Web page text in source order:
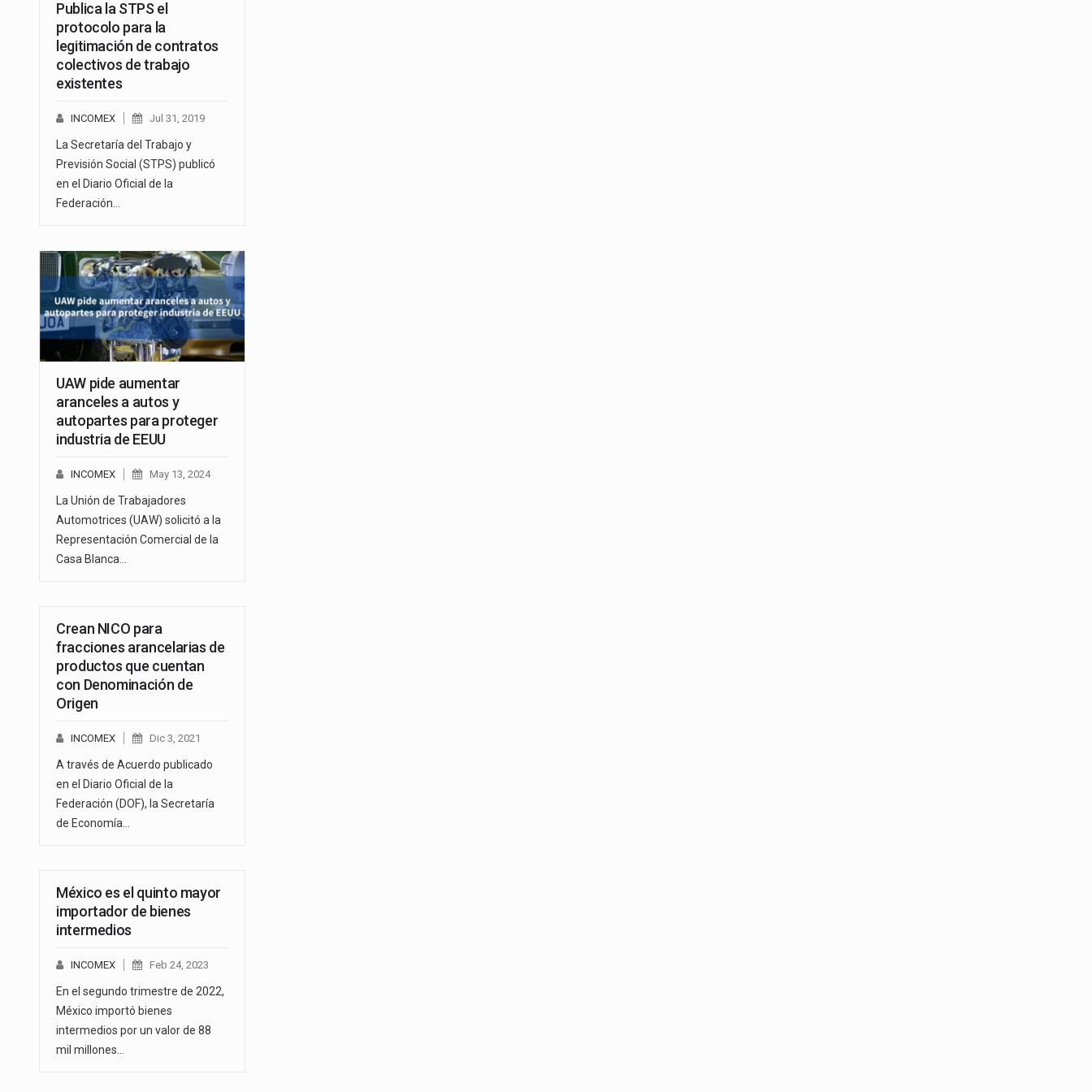
Publica la STPS el
protocolo para la
legitimación de contratos
colectivos de trabajo
existentes
INCOMEX Jul 31, 2019
La Secretaría del Trabajo y
Previsión Social (STPS) publicó
en el Diario Oficial de la
Federación…
UAW pide aumentar
aranceles a autos y
autopartes para proteger
industria de EEUU
INCOMEX May 13, 2024
La Unión de Trabajadores
Automotrices (UAW) solicitó a la
Representación Comercial de la
Casa Blanca…
Crean NICO para
fracciones arancelarias de
productos que cuentan
con Denominación de
Origen
INCOMEX Dic 3, 2021
A través de Acuerdo publicado
en el Diario Oficial de la
Federación (DOF), la Secretaría
de Economía…
México es el quinto mayor
importador de bienes
intermedios
INCOMEX Feb 24, 2023
En el segundo trimestre de 2022,
México importó bienes
intermedios por un valor de 88
mil millones…